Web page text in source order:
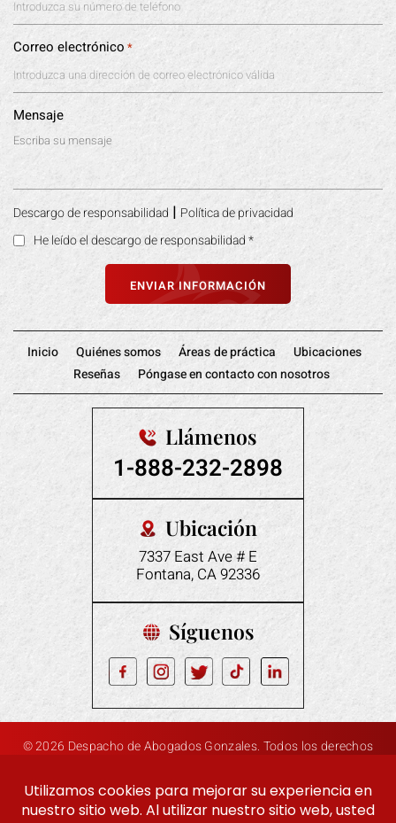
Correo electrónico *
Mensaje
Descargo de responsabilidad | Política de privacidad
He leído el descargo de responsabilidad*
Inicio Quiénes somos Áreas de práctica
Ubicaciones
Reseñas
Póngase en contacto con nosotros
Llámenos
1-888-232-2898
Ubicación
7337 East Ave # E
Fontana, CA 92336
Síguenos
© 2026 Despacho de Abogados Gonzales. Todos los derechos
Política de privacidad Marketing digital Por: